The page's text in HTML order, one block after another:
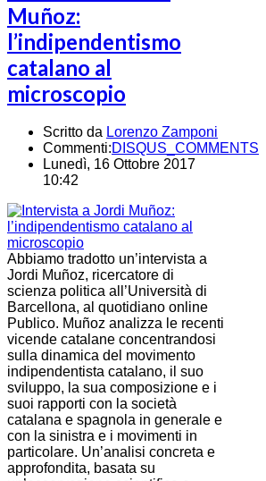
Muñoz:
l’indipendentismo
catalano al
microscopio
Scritto da Lorenzo Zamponi
Commenti:DISQUS_COMMENTS
Lunedì, 16 Ottobre 2017
10:42
Abbiamo tradotto un’intervista a
Jordi Muñoz, ricercatore di
scienza politica all’Università di
Barcellona, al quotidiano online
Publico. Muñoz analizza le recenti
vicende catalane concentrandosi
sulla dinamica del movimento
indipendentista catalano, il suo
sviluppo, la sua composizione e i
suoi rapporti con la società
catalana e spagnola in generale e
con la sinistra e i movimenti in
particolare. Un’analisi concreta e
approfondita, basata su